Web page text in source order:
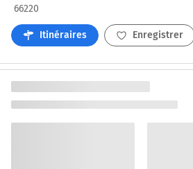
66220
Itinéraires Enregistrer